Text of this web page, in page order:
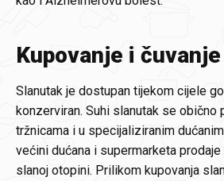
Kupovanje i čuvanje
Slanutak je dostupan tijekom cijele
konzerviran. Suhi slanutak se obično
tržnicama i u specijaliziranim
većini dućana i supermarketa
slanoj otopini. Prilikom kupovanja